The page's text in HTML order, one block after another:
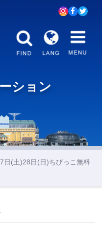
ション
日(土)28日(日)ちびっこ無料